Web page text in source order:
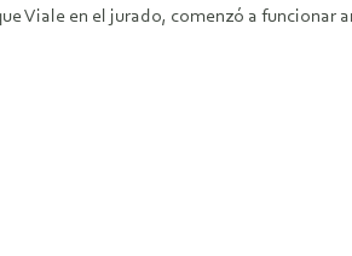
Viale en el jurado, comenzó a funcionar